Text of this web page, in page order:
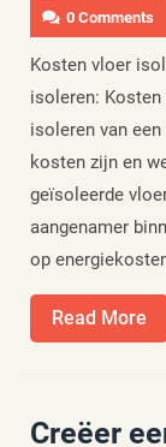
0 Comments
Kosten vloer
isoleren:
isoleren van
kosten zijn en
geïsoleerde
aangenamer
op
Read More
Creëer